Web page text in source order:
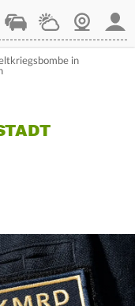
StaupilotWetterWebcam
in